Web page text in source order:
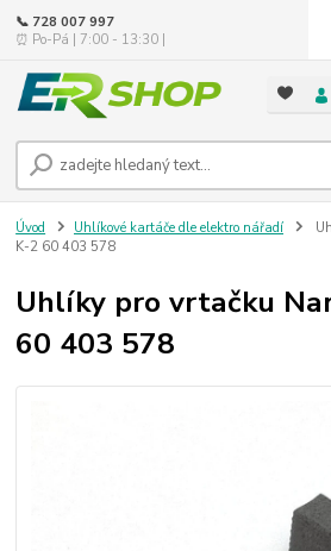
📞 728 007 997
⏰ Po-Pá | 7:00 - 13:30 |
Úvod Uhlíkové kartáče dle elektro nářadí
K-2 60 403 578
Uhlíky pro vrtačku
60 403 578